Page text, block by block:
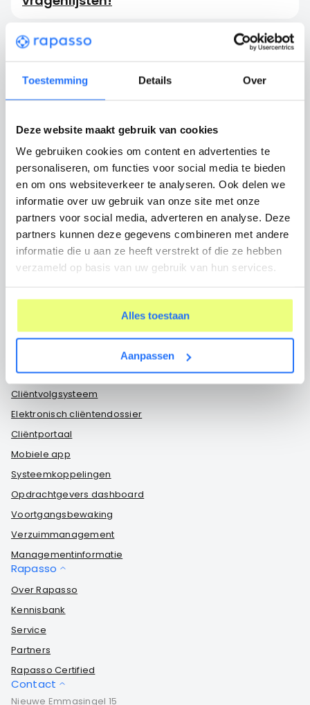
Toestemming Details Over
Deze website maakt gebruik van cookies
We gebruiken cookies om content en advertenties te
personaliseren, om functies voor social media te bieden
en om ons websiteverkeer te analyseren. Ook delen we
informatie over uw gebruik van onze site met onze
partners voor social media, adverteren en analyse. Deze
partners kunnen deze gegevens combineren met andere
informatie die u aan ze heeft verstrekt of die ze hebben
verzameld op basis van uw gebruik van hun services.
Alles toestaan
Aanpassen
NIEUWS
doen, Rapasso gaat sponsoren!
NIEUWS
De impact van AI op de arbeidsmarkt
NIEUWS
5 trends op de arbeidsmarkt
Cliëntvolgsysteem
Cliëntvolgsysteem
Elektronisch cliëntendossier
Cliëntportaal
Mobiele app
Systeemkoppelingen
Opdrachtgevers dashboard
Voortgangsbewaking
Verzuimmanagement
Managementinformatie
Rapasso
Over Rapasso
Kennisbank
Service
Partners
Rapasso Certified
Contact
Nieuwe Emmasingel 15